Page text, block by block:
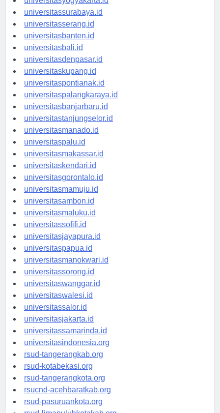
universitassurabaya.id
universitasserang.id
universitasbanten.id
universitasbali.id
universitasdenpasar.id
universitaskupang.id
universitaspontianak.id
universitaspalangkaraya.id
universitasbanjarbaru.id
universitastanjungselor.id
universitasmanado.id
universitaspalu.id
universitasmakassar.id
universitaskendari.id
universitasgorontalo.id
universitasmamuju.id
universitasambon.id
universitasmaluku.id
universitassofifi.id
universitasjayapura.id
universitaspapua.id
universitasmanokwari.id
universitassorong.id
universitaswanggar.id
universitaswalesi.id
universitassalor.id
universitasjakarta.id
universitassamarinda.id
universitasindonesia.org
rsud-tangerangkab.org
rsud-kotabekasi.org
rsud-tangerangkota.org
rsucnd-acehbaratkab.org
rsud-pasuruankota.org